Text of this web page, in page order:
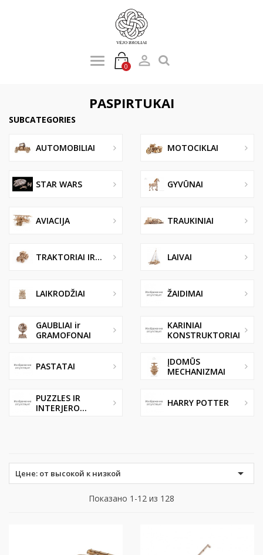
0 
PASPIRTUKAI
SUBCATEGORIES
AUTOMOBILIAI MOTOCIKLAI
STAR WARS GYVŪNAI
AVIACIJA TRAUKINIAI
TRAKTORIAI IR... LAIVAI
LAIKRODŽIAI ŽAIDIMAI
GAUBLIAI ir
GRAMOFONAI
KARINIAI
KONSTRUKTORIAI
PASTATAI
ĮDOMŪS
MECHANIZMAI
PUZZLES IR
INTERJERO...
HARRY POTTER
Цене: от высокой к низкой 
Показано 1-12 из 128